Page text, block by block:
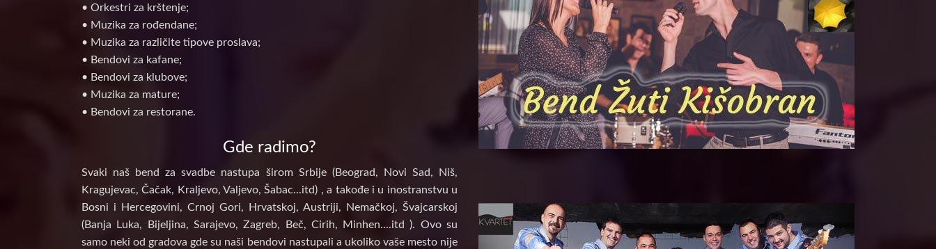
• Orkestri za krštenje;
• Muzika za rođendane;
• Muzika za različite tipove proslava;
• Bendovi za kafane;
• Bendovi za klubove;
• Muzika za mature;
• Bendovi za restorane.
Gde radimo?
Svaki naš bend za svadbe nastupa širom Srbije (Beograd, Novi Sad, Niš,
Kragujevac, Čačak, Kraljevo, Valjevo, Šabac...itd) , a takođe i u inostranstvu u
Bosni i Hercegovini, Crnoj Gori, Hrvatskoj, Austriji, Nemačkoj, Švajcarskoj
(Banja Luka, Bijeljina, Sarajevo, Zagreb, Beč, Cirih, Minhen....itd ). Ovo su
samo neki od gradova gde su naši bendovi nastupali a ukoliko vaše mesto nije